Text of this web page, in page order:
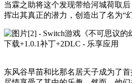
当霖之助将这个发现带给河城荷取
挥出其真正的潜力，创造出了名为“
东风谷早苗和比那名居天子成为了